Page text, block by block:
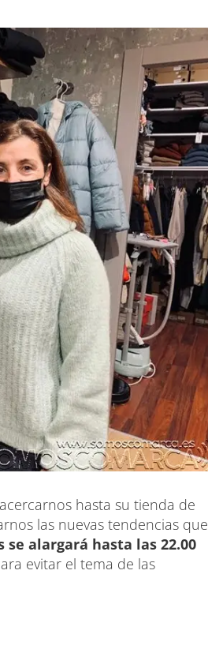
hasta su tienda de
las nuevas tendencias que
alargará hasta las 22.00
evitar el tema de las